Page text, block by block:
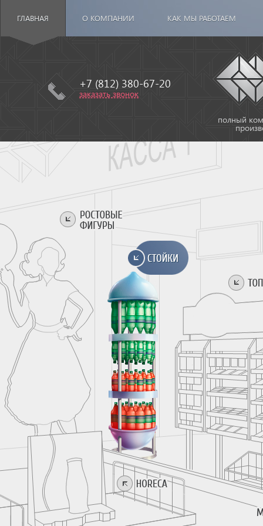
ГЛАВНАЯ О КОМПАНИИ КАК МЫ РАБОТАЕМ
+7 (812) 380-67-20
заказать звонок
полный